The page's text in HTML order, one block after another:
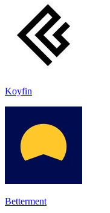
Koyfin
Betterment